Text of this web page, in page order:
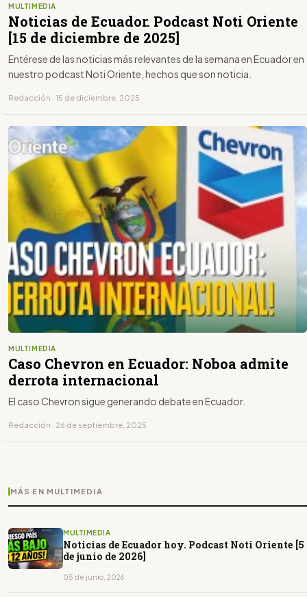
MULTIMEDIA
Noticias de Ecuador. Podcast Noti Oriente
[15 de diciembre de 2025]
Entérese de las noticias más relevantes de la semana en Ecuador en
nuestro podcast Noti Oriente, hechos que son noticia.
Redacción · 15 de diciembre, 2025
MULTIMEDIA
Caso Chevron en Ecuador: Noboa admite
derrota internacional
El caso Chevron sigue generando debate en Ecuador.
Redacción · 26 de septiembre, 2025
MÁS EN MULTIMEDIA
MULTIMEDIA
Noticias de Ecuador hoy. Podcast Noti Oriente [5
de junio de 2026]
05 de junio, 2026